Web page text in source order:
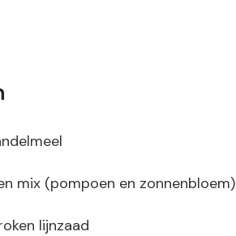
mix (pompoen en zonnenbloem)
lijnzaad